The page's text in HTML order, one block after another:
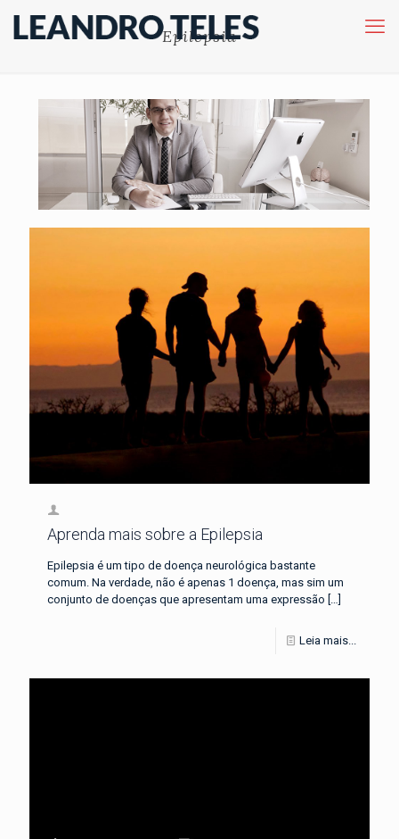
Epilepsia
Aprenda mais sobre a Epilepsia
Epilepsia é um tipo de doença neurológica bastante
comum. Na verdade, não é apenas 1 doença, mas sim um
conjunto de doenças que apresentam uma expressão […]
Leia mais...